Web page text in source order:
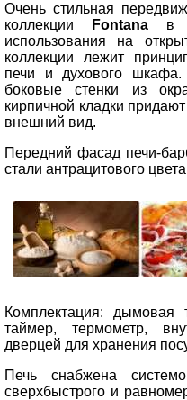
Очень стильная
коллекции
Fontanaв
использования на
коллекции лежит
печи и духового
боковые стенки из
кирпичной кладки
внешний вид.
Передний фасад печи-
стали антрацитового
Комплектация: дымовая
таймер, термометр,
дверцей для хранения
Печь снабжена
сверхбыстрого и